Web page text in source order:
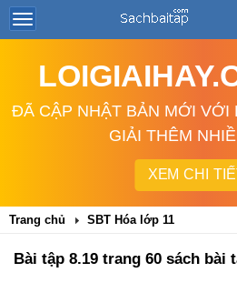
ĐÃ CẬP NHẬT BẢN MỚI VỚI
GIẢI THÊM
XEM CHI
Trang chủ SBT Hóa lớp 11
Bài tập 8.19 trang 60 sách bài